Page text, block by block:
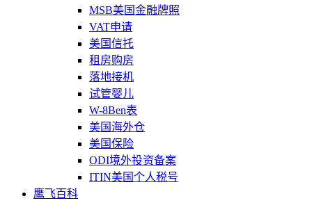
MSB美国金融牌照
VAT申请
美国信托
租房购房
落地接机
试管婴儿
W-8Ben表
美国海外仓
美国保险
ODI境外投资备案
ITIN美国个人税号
鹰飞百科